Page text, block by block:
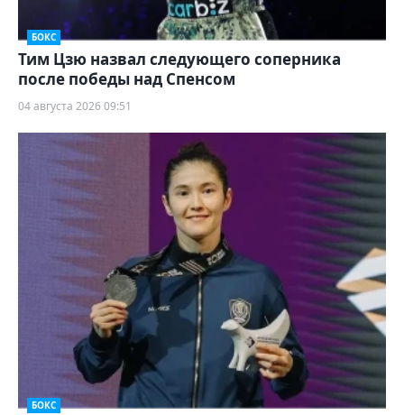
БОКС
Тим Цзю назвал следующего соперника
после победы над Спенсом
04 августа 2026 09:51
БОКС